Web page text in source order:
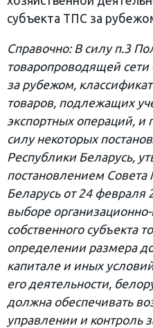
субъекта ТПС за
Справочно: В силу п.3
товаропроводящей сети
за рубежом,
товаров, подлежащих
экспортных операций,
силу некоторых
Республики Беларусь,
постановлением
Беларусь от 24
выборе
собственного субъекта
определении размера
капитале и иных
его деятельности,
должна обеспечивать
управлении и контроль